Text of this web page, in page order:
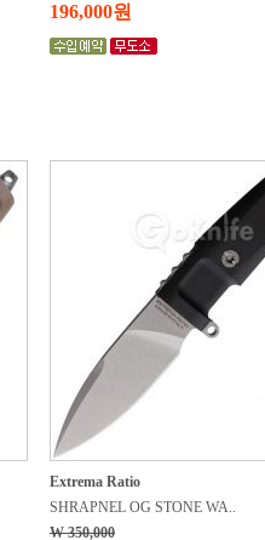
196,000원
Extrema Ratio
SHRAPNEL OG STONE WA..
W 350,000